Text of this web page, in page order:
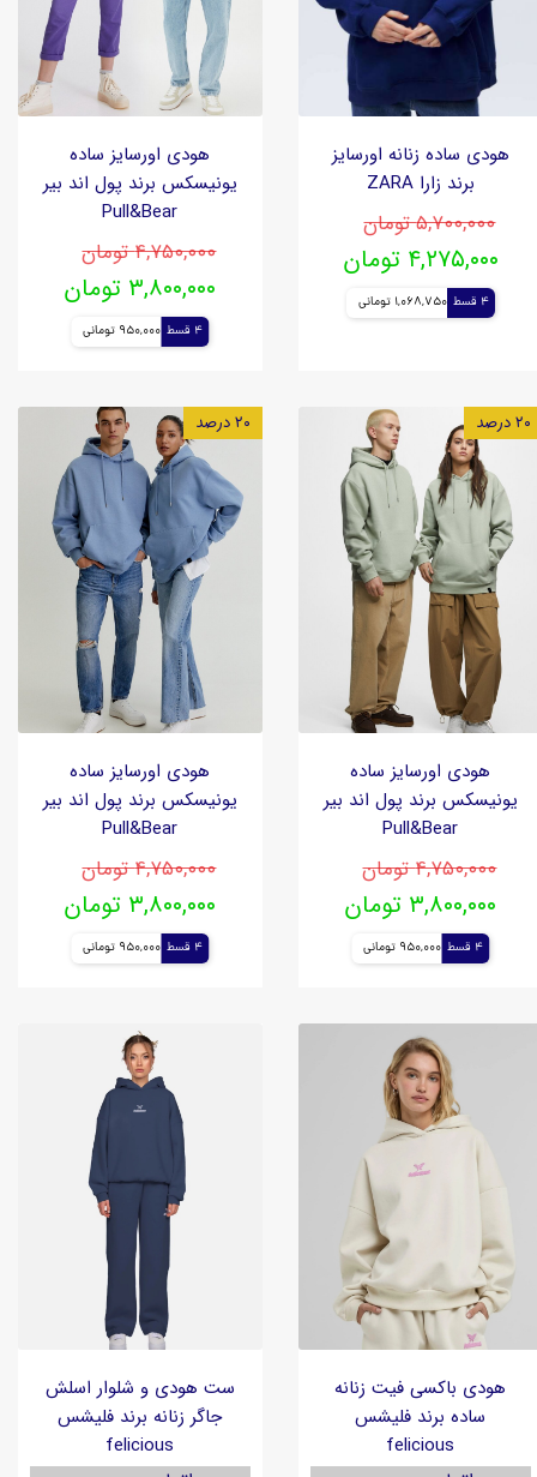
هودی ساده زنانه اورسایز
برند زارا ZARA
۵,۷۰۰,۰۰۰ تومان
۴,۲۷۵,۰۰۰ تومان
4 قسط 1,068,750 تومانی
هودی اورسایز ساده
یونیسکس برند پول اند بیر
Pull&Bear
۴,۷۵۰,۰۰۰ تومان
۳,۸۰۰,۰۰۰ تومان
4 قسط 950,000 تومانی
هودی اورسایز ساده
یونیسکس برند پول اند بیر
Pull&Bear
۴,۷۵۰,۰۰۰ تومان
۳,۸۰۰,۰۰۰ تومان
4 قسط 950,000 تومانی
۲۰ درصد
هودی اورسایز ساده
یونیسکس برند پول اند بیر
Pull&Bear
۴,۷۵۰,۰۰۰ تومان
۳,۸۰۰,۰۰۰ تومان
4 قسط 950,000 تومانی
۲۰ درصد
هودی باکسی فیت زنانه
ساده برند فلیشس
felicious
ست هودی و شلوار اسلش
جاگر زنانه برند فلیشس
felicious